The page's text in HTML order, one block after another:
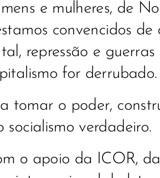
e mulheres, de
convencidos
repressão e guerras
for derrubado.
tomar o poder,
socialismo verdadeiro.
o apoio da ICOR,